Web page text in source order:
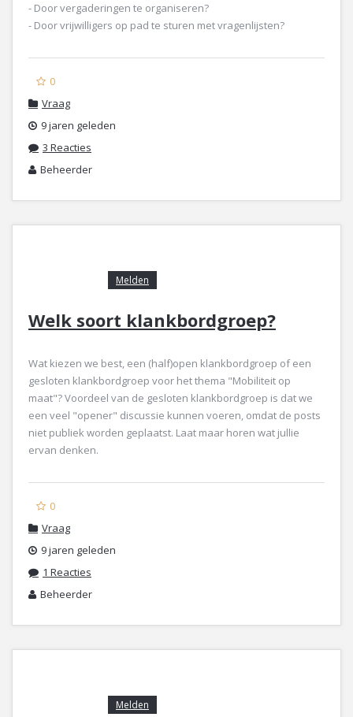
- Door vergaderingen te organiseren?
- Door vrijwilligers op pad te sturen met vragenlijsten?
0
Vraag
9 jaren geleden
3 Reacties
Beheerder
Welk soort klankbordgroep?
Melden
Wat kiezen we best, een (half)open klankbordgroep of een
gesloten klankbordgroep voor het thema "Mobiliteit op
maat"? Voordeel van de gesloten klankbordgroep is dat we
een veel "opener" discussie kunnen voeren, omdat de posts
niet publiek worden geplaatst. Laat maar horen wat jullie
ervan denken.
0
Vraag
9 jaren geleden
1 Reacties
Beheerder
Melden